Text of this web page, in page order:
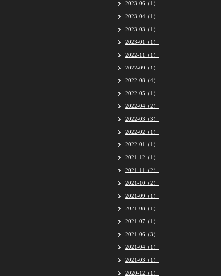
2023-06（1）
2023-04（1）
2023-03（1）
2023-01（1）
2022-11（1）
2022-09（1）
2022-08（4）
2022-05（1）
2022-04（2）
2022-03（3）
2022-02（1）
2022-01（1）
2021-12（1）
2021-11（2）
2021-10（2）
2021-09（1）
2021-08（1）
2021-07（1）
2021-06（3）
2021-04（1）
2021-03（1）
2020-12（1）